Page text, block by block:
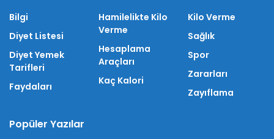
Bilgi
Diyet Listesi
Diyet Yemek
Tarifleri
Faydaları
Hamilelikte Kilo
Verme
Hesaplama
Araçları
Kaç Kalori
Kilo Verme
Sağlık
Spor
Zararları
Zayıflama
Popüler Yazılar